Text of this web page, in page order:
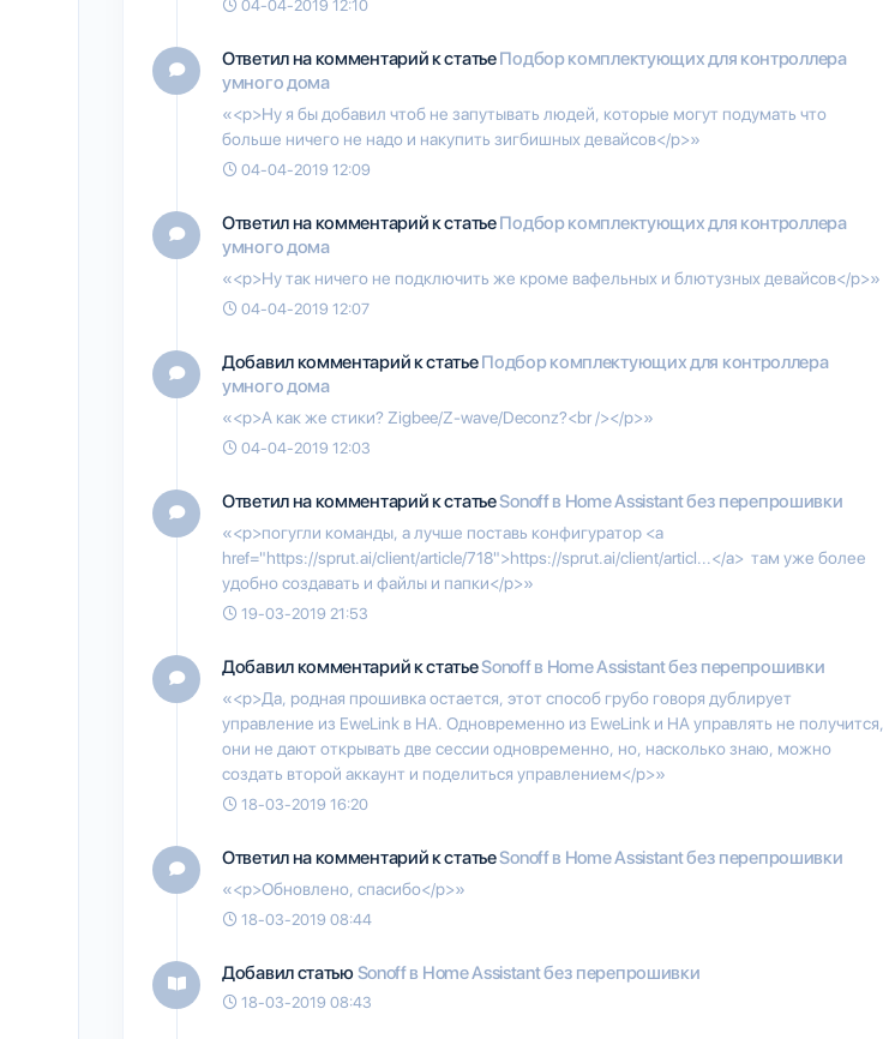
04-04-2019 12:10
Ответил на комментарий к статьеПодбор комплектующих для контроллера
умного дома
«<p>Ну я бы добавил чтоб не запутывать людей, которые могут подумать что
больше ничего не надо и накупить зигбишных девайсов</p>»
04-04-2019 12:09
Ответил на комментарий к статьеПодбор комплектующих для контроллера
умного дома
«<p>Ну так ничего не подключить же кроме вафельных и блютузных девайсов</p>»
04-04-2019 12:07
Добавил комментарий к статьеПодбор комплектующих для контроллера
умного дома
«<p>А как же стики? Zigbee/Z-wave/Deconz?<br /></p>»
04-04-2019 12:03
Ответил на комментарий к статьеSonoff в Home Assistant без перепрошивки
«<p>погугли команды, а лучше поставь конфигуратор <a
href="https://sprut.ai/client/article/718">https://sprut.ai/client/articl...</a> там уже более
удобно создавать и файлы и папки</p>»
19-03-2019 21:53
Добавил комментарий к статьеSonoff в Home Assistant без перепрошивки
«<p>Да, родная прошивка остается, этот способ грубо говоря дублирует
управление из EweLink в HA. Одновременно из EweLink и HA управлять не получится,
они не дают открывать две сессии одновременно, но, насколько знаю, можно
создать второй аккаунт и поделиться управлением</p>»
18-03-2019 16:20
Ответил на комментарий к статьеSonoff в Home Assistant без перепрошивки
«<p>Обновлено, спасибо</p>»
18-03-2019 08:44
Добавил статьюSonoff в Home Assistant без перепрошивки
18-03-2019 08:43